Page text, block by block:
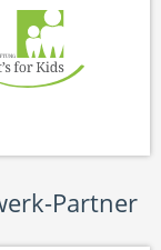
Partner